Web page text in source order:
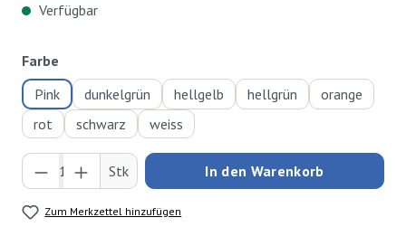
Verfügbar
Farbe
Pink
dunkelgrün hellgelb hellgrün
orange
rot
schwarz weiss
Produkt Anzahl: Gib den gewünschten Wert
Stk In den Warenkorb
Zum Merkzettel hinzufügen